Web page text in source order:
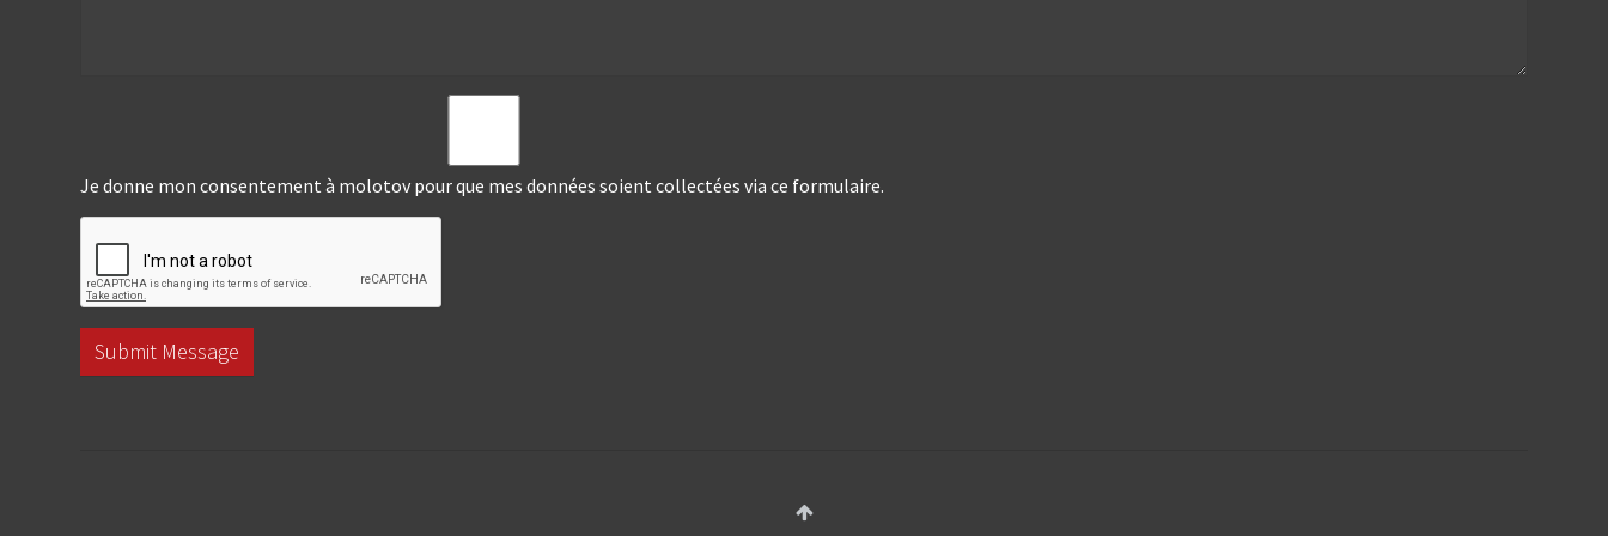
Je donne mon consentement à molotov pour que mes données soient collectées via ce formulaire.
Submit Message